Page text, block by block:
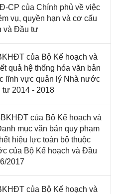
CP của Chính phủ về việc
vụ, quyền hạn và cơ cấu
và Đầu tư
của Bộ Kế hoạch và
quả hệ thống hóa văn bản
lĩnh vực quản lý Nhà nước
2014 - 2018
của Bộ Kế hoạch và
mục văn bản quy phạm
hiệu lực toàn bộ thuộc
của Bộ Kế hoạch và Đầu
2017
của Bộ Kế hoạch và